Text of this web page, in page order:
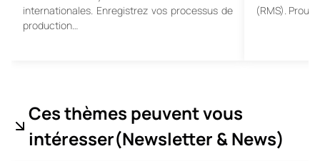
internationales. Enregistrez vos processus de
production…
(RMS).
Ces thèmes peuvent vous
intéresser(Newsletter & News)